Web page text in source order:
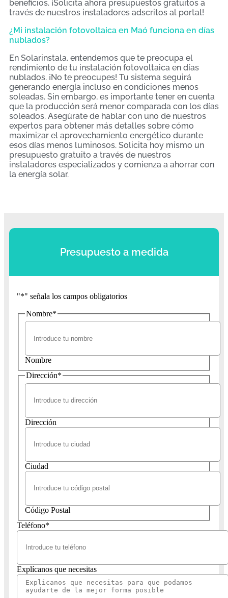
beneficios. ¡Solicita ahora presupuestos gratuitos a
través de nuestros instaladores adscritos al portal!
¿Mi instalación fotovoltaica en Maó funciona en días
nublados?
En Solarinstala, entendemos que te preocupa el
rendimiento de tu instalación fotovoltaica en días
nublados. ¡No te preocupes! Tu sistema seguirá
generando energía incluso en condiciones menos
soleadas. Sin embargo, es importante tener en cuenta
que la producción será menor comparada con los días
soleados. Asegúrate de hablar con uno de nuestros
expertos para obtener más detalles sobre cómo
maximizar el aprovechamiento energético durante
esos días menos luminosos. Solicita hoy mismo un
presupuesto gratuito a través de nuestros
instaladores especializados y comienza a ahorrar con
la energía solar.
Presupuesto a medida
"*" señala los campos obligatorios
Nombre*
Nombre
Dirección*
Dirección
Ciudad
Código Postal
Teléfono*
Explícanos que necesitas